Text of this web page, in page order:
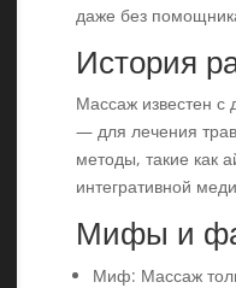
даже без
История
Массаж известен с
— для лечения
методы, такие как
интегративной
Мифы и
Миф: Массаж